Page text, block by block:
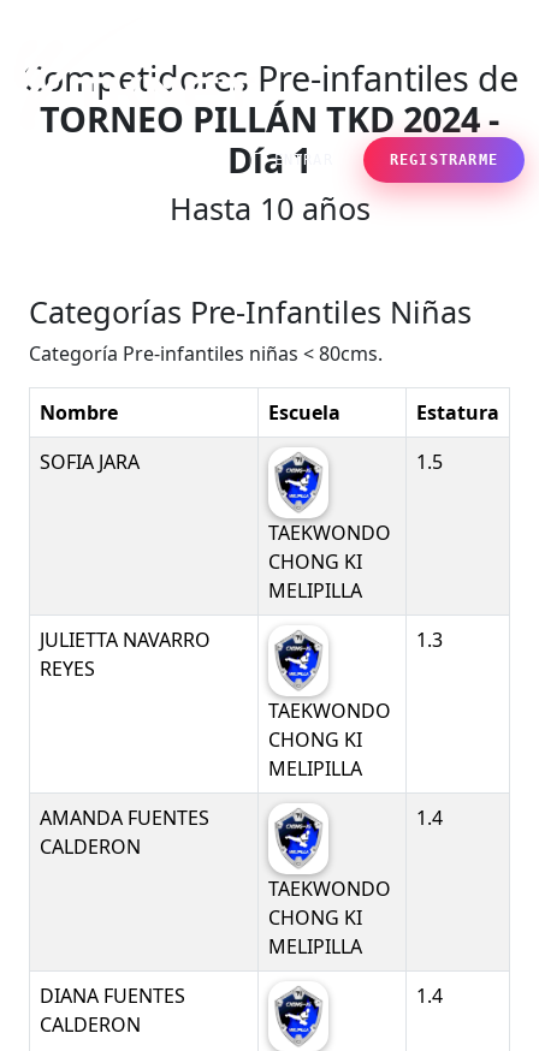
ENTRAR REGISTRARME
Competidores Pre-infantiles de
TORNEO PILLÁN TKD 2024 -
Día 1
Hasta 10 años
Categorías Pre-Infantiles Niñas
Categoría Pre-infantiles niñas < 80cms.
Nombre Escuela
Estatura
SOFIA JARA
TAEKWONDO
CHONG KI
MELIPILLA
1.5
JULIETTA NAVARRO
REYES
TAEKWONDO
CHONG KI
MELIPILLA
1.3
AMANDA FUENTES
CALDERON
TAEKWONDO
CHONG KI
MELIPILLA
1.4
DIANA FUENTES
CALDERON
1.4